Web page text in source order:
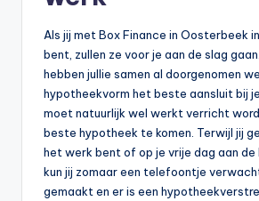
Als jij met Box Finance in Oosterbeek
bent, zullen ze voor je aan de slag
hebben jullie samen al doorgenomen
hypotheekvorm het beste aansluit bij
moet natuurlijk wel werkt verricht
beste hypotheek te komen. Terwijl jij
het werk bent of op je vrije dag aan de
kun jij zomaar een telefoontje
gemaakt en er is een